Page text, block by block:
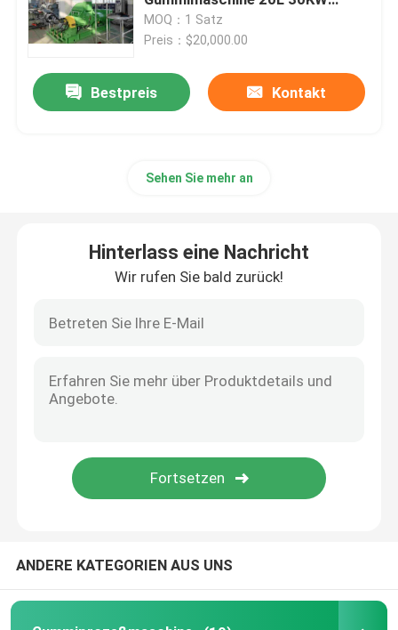
Mischende Mühlgummimaschine
Gummipulver-Fertigungsstraße
Gummivulkanisierungspresse
Regenerat-Blatt-Linie
Kunststoff-Recycling-Linie
Gummischleifer Machine
Gummi
MOQ：1 Satz
Preis：$20,000.00
Bestpreis Kontakt
Sehen Sie mehr an
Hinterlass eine Nachricht
Wir rufen Sie bald zurück!
ANDERE KATEGORIEN AUS UNS